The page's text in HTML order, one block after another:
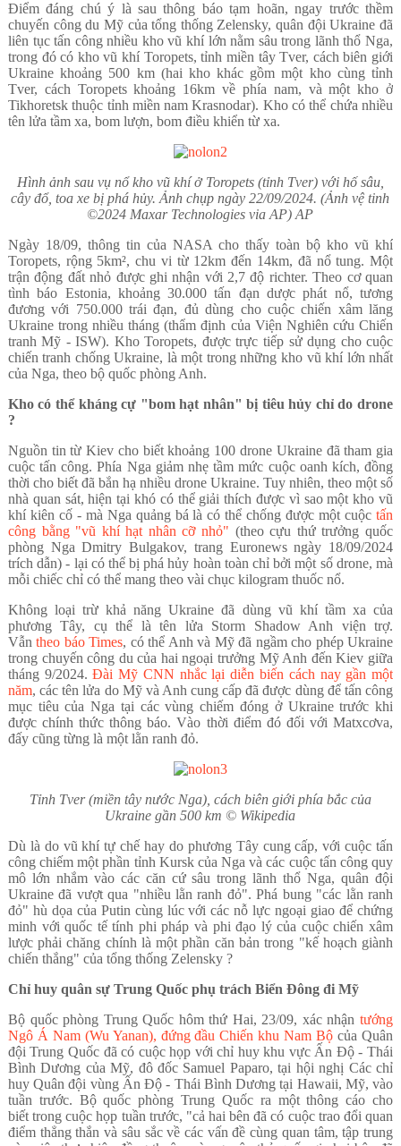
Điểm đáng chú ý là sau thông báo tạm hoãn, ngay trước thềm
chuyến công du Mỹ của tổng thống Zelensky, quân đội Ukraine đã
liên tục tấn công nhiều kho vũ khí lớn nằm sâu trong lãnh thổ Nga,
trong đó có kho vũ khí Toropets, tỉnh miền tây Tver, cách biên giới
Ukraine khoảng 500 km (hai kho khác gồm một kho cùng tỉnh
Tver, cách Toropets khoảng 16km về phía nam, và một kho ở
Tikhoretsk thuộc tỉnh miền nam Krasnodar). Kho có thể chứa nhiều
tên lửa tầm xa, bom lượn, bom điều khiển từ xa.
Hình ảnh sau vụ nổ kho vũ khí ở Toropets (tỉnh Tver) với hố sâu,
cây đổ, toa xe bị phá hủy. Ảnh chụp ngày 22/09/2024. (Ảnh vệ tinh
©2024 Maxar Technologies via AP) AP
Ngày 18/09, thông tin của NASA cho thấy toàn bộ kho vũ khí
Toropets, rộng 5km², chu vi từ 12km đến 14km, đã nổ tung. Một
trận động đất nhỏ được ghi nhận với 2,7 độ richter. Theo cơ quan
tình báo Estonia, khoảng 30.000 tấn đạn dược phát nổ, tương
đương với 750.000 trái đạn, đủ dùng cho cuộc chiến xâm lăng
Ukraine trong nhiều tháng (thẩm định của Viện Nghiên cứu Chiến
tranh Mỹ - ISW). Kho Toropets, được trực tiếp sử dụng cho cuộc
chiến tranh chống Ukraine, là một trong những kho vũ khí lớn nhất
của Nga, theo bộ quốc phòng Anh.
Kho có thể kháng cự "bom hạt nhân" bị tiêu hủy chỉ do drone
?
Nguồn tin từ Kiev cho biết khoảng 100 drone Ukraine đã tham gia
cuộc tấn công. Phía Nga giảm nhẹ tầm mức cuộc oanh kích, đồng
thời cho biết đã bắn hạ nhiều drone Ukraine. Tuy nhiên, theo một số
nhà quan sát, hiện tại khó có thể giải thích được vì sao một kho vũ
khí kiên cố - mà Nga quảng bá là có thể chống được một cuộctấn
công bằng "vũ khí hạt nhân cỡ nhỏ" (theo cựu thứ trưởng quốc
phòng Nga Dmitry Bulgakov, trang Euronews ngày 18/09/2024
trích dẫn) - lại có thể bị phá hủy hoàn toàn chỉ bởi một số drone, mà
mỗi chiếc chỉ có thể mang theo vài chục kilogram thuốc nổ.
Không loại trừ khả năng Ukraine đã dùng vũ khí tầm xa của
phương Tây, cụ thể là tên lửa Storm Shadow Anh viện trợ.
Vẫntheo báo Times, có thể Anh và Mỹ đã ngầm cho phép Ukraine
trong chuyến công du của hai ngoại trưởng Mỹ Anh đến Kiev giữa
tháng 9/2024.Đài Mỹ CNN nhắc lại diễn biến cách nay gần một
năm, các tên lửa do Mỹ và Anh cung cấp đã được dùng để tấn công
mục tiêu của Nga tại các vùng chiếm đóng ở Ukraine trước khi
được chính thức thông báo. Vào thời điểm đó đối với Matxcơva,
đấy cũng từng là một lằn ranh đỏ.
Tỉnh Tver (miền tây nước Nga), cách biên giới phía bắc của
Ukraine gần 500 km © Wikipedia
Dù là do vũ khí tự chế hay do phương Tây cung cấp, với cuộc tấn
công chiếm một phần tỉnh Kursk của Nga và các cuộc tấn công quy
mô lớn nhắm vào các căn cứ sâu trong lãnh thổ Nga, quân đội
Ukraine đã vượt qua "nhiều lằn ranh đỏ". Phá bung "các lằn ranh
đỏ" hù dọa của Putin cùng lúc với các nỗ lực ngoại giao để chứng
minh với quốc tế tính phi pháp và phi đạo lý của cuộc chiến xâm
lược phải chăng chính là một phần căn bản trong "kế hoạch giành
chiến thắng" của tổng thống Zelensky ?
Chỉ huy quân sự Trung Quốc phụ trách Biển Đông đi Mỹ
Bộ quốc phòng Trung Quốc hôm thứ Hai, 23/09, xác nhậntướng
Ngô Á Nam (Wu Yanan), đứng đầu Chiến khu Nam Bộ của Quân
đội Trung Quốc đã có cuộc họp với chỉ huy khu vực Ấn Độ - Thái
Bình Dương của Mỹ, đô đốc Samuel Paparo, tại hội nghị Các chỉ
huy Quân đội vùng Ấn Độ - Thái Bình Dương tại Hawaii, Mỹ, vào
tuần trước. Bộ quốc phòng Trung Quốc ra một thông cáo cho
biết trong cuộc họp tuần trước, "cả hai bên đã có cuộc trao đổi quan
điểm thẳng thắn và sâu sắc về các vấn đề cùng quan tâm, tập trung